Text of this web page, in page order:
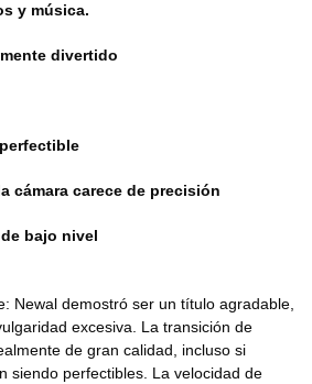
y música.
divertido
cámara carece de precisión
bajo nivel
Newal demostró ser un título agradable,
excesiva. La transición de
de gran calidad, incluso si
siendo perfectibles. La velocidad de